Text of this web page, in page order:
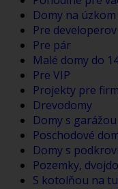
Domy na
Pre developerov
Pre pár
Malé domy do
Pre VIP
Projekty pre
Drevodomy
Domy s garážou
Poschodové
Domy s
Pozemky,
S kotolňou na